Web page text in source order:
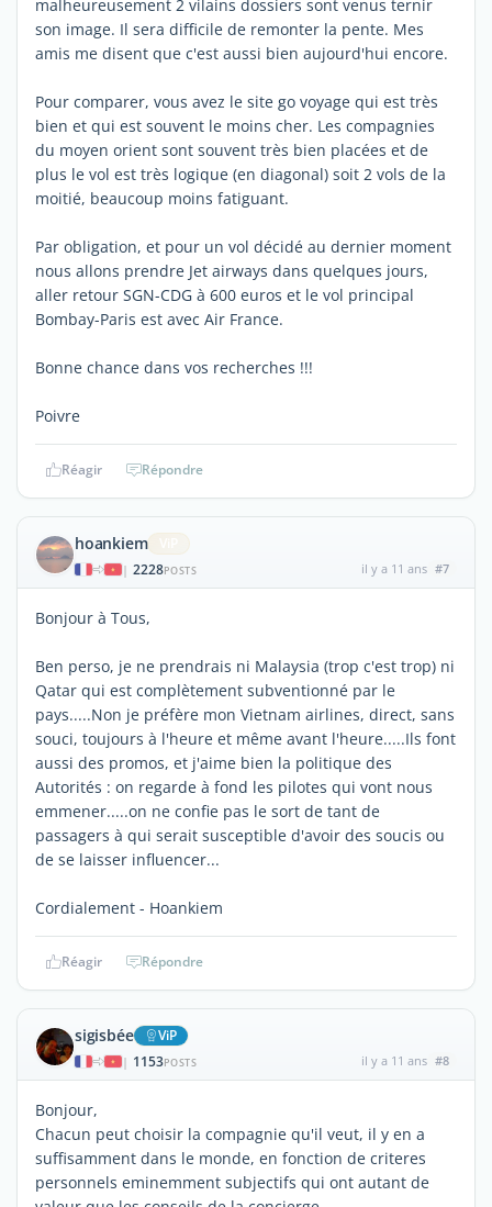
malheureusement 2 vilains dossiers sont venus ternir
son image. Il sera difficile de remonter la pente. Mes
amis me disent que c'est aussi bien aujourd'hui encore.
Pour comparer, vous avez le site go voyage qui est très
bien et qui est souvent le moins cher. Les compagnies
du moyen orient sont souvent très bien placées et de
plus le vol est très logique (en diagonal) soit 2 vols de la
moitié, beaucoup moins fatiguant.
Par obligation, et pour un vol décidé au dernier moment
nous allons prendre Jet airways dans quelques jours,
aller retour SGN-CDG à 600 euros et le vol principal
Bombay-Paris est avec Air France.
Bonne chance dans vos recherches !!!
Poivre
Réagir Répondre
hoankiem
| 2228POSTS il y a 11 ans #7
Bonjour à Tous,
Ben perso, je ne prendrais ni Malaysia (trop c'est trop) ni
Qatar qui est complètement subventionné par le
pays.....Non je préfère mon Vietnam airlines, direct, sans
souci, toujours à l'heure et même avant l'heure.....Ils font
aussi des promos, et j'aime bien la politique des
Autorités : on regarde à fond les pilotes qui vont nous
emmener.....on ne confie pas le sort de tant de
passagers à qui serait susceptible d'avoir des soucis ou
de se laisser influencer...
Cordialement - Hoankiem
Réagir Répondre
sigisbée ViP
| 1153POSTS il y a 11 ans #8
Bonjour,
Chacun peut choisir la compagnie qu'il veut, il y en a
suffisamment dans le monde, en fonction de criteres
personnels eminemment subjectifs qui ont autant de